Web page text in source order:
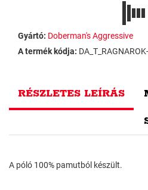
Gyártó: Doberman's Aggressive
A termék kódja:
RÉSZLETES LEÍRÁS
A póló 100% pamutból készült.